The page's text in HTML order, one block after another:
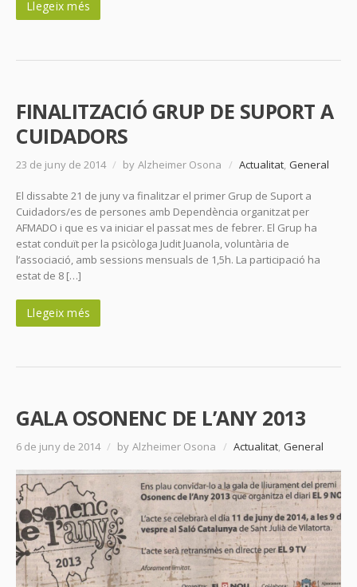
Llegeix més
FINALITZACIÓ GRUP DE SUPORT A
CUIDADORS
23 de juny de 2014 / by Alzheimer Osona / Actualitat, General
El dissabte 21 de juny va finalitzar el primer Grup de Suport a
Cuidadors/es de persones amb Dependència organitzat per
AFMADO i que es va iniciar el passat mes de febrer. El Grup ha
estat conduït per la psicòloga Judit Juanola, voluntària de
l’associació, amb sessions mensuals de 1,5h. La participació ha
estat de 8 […]
Llegeix més
GALA OSONENC DE L’ANY 2013
6 de juny de 2014 / by Alzheimer Osona / Actualitat, General